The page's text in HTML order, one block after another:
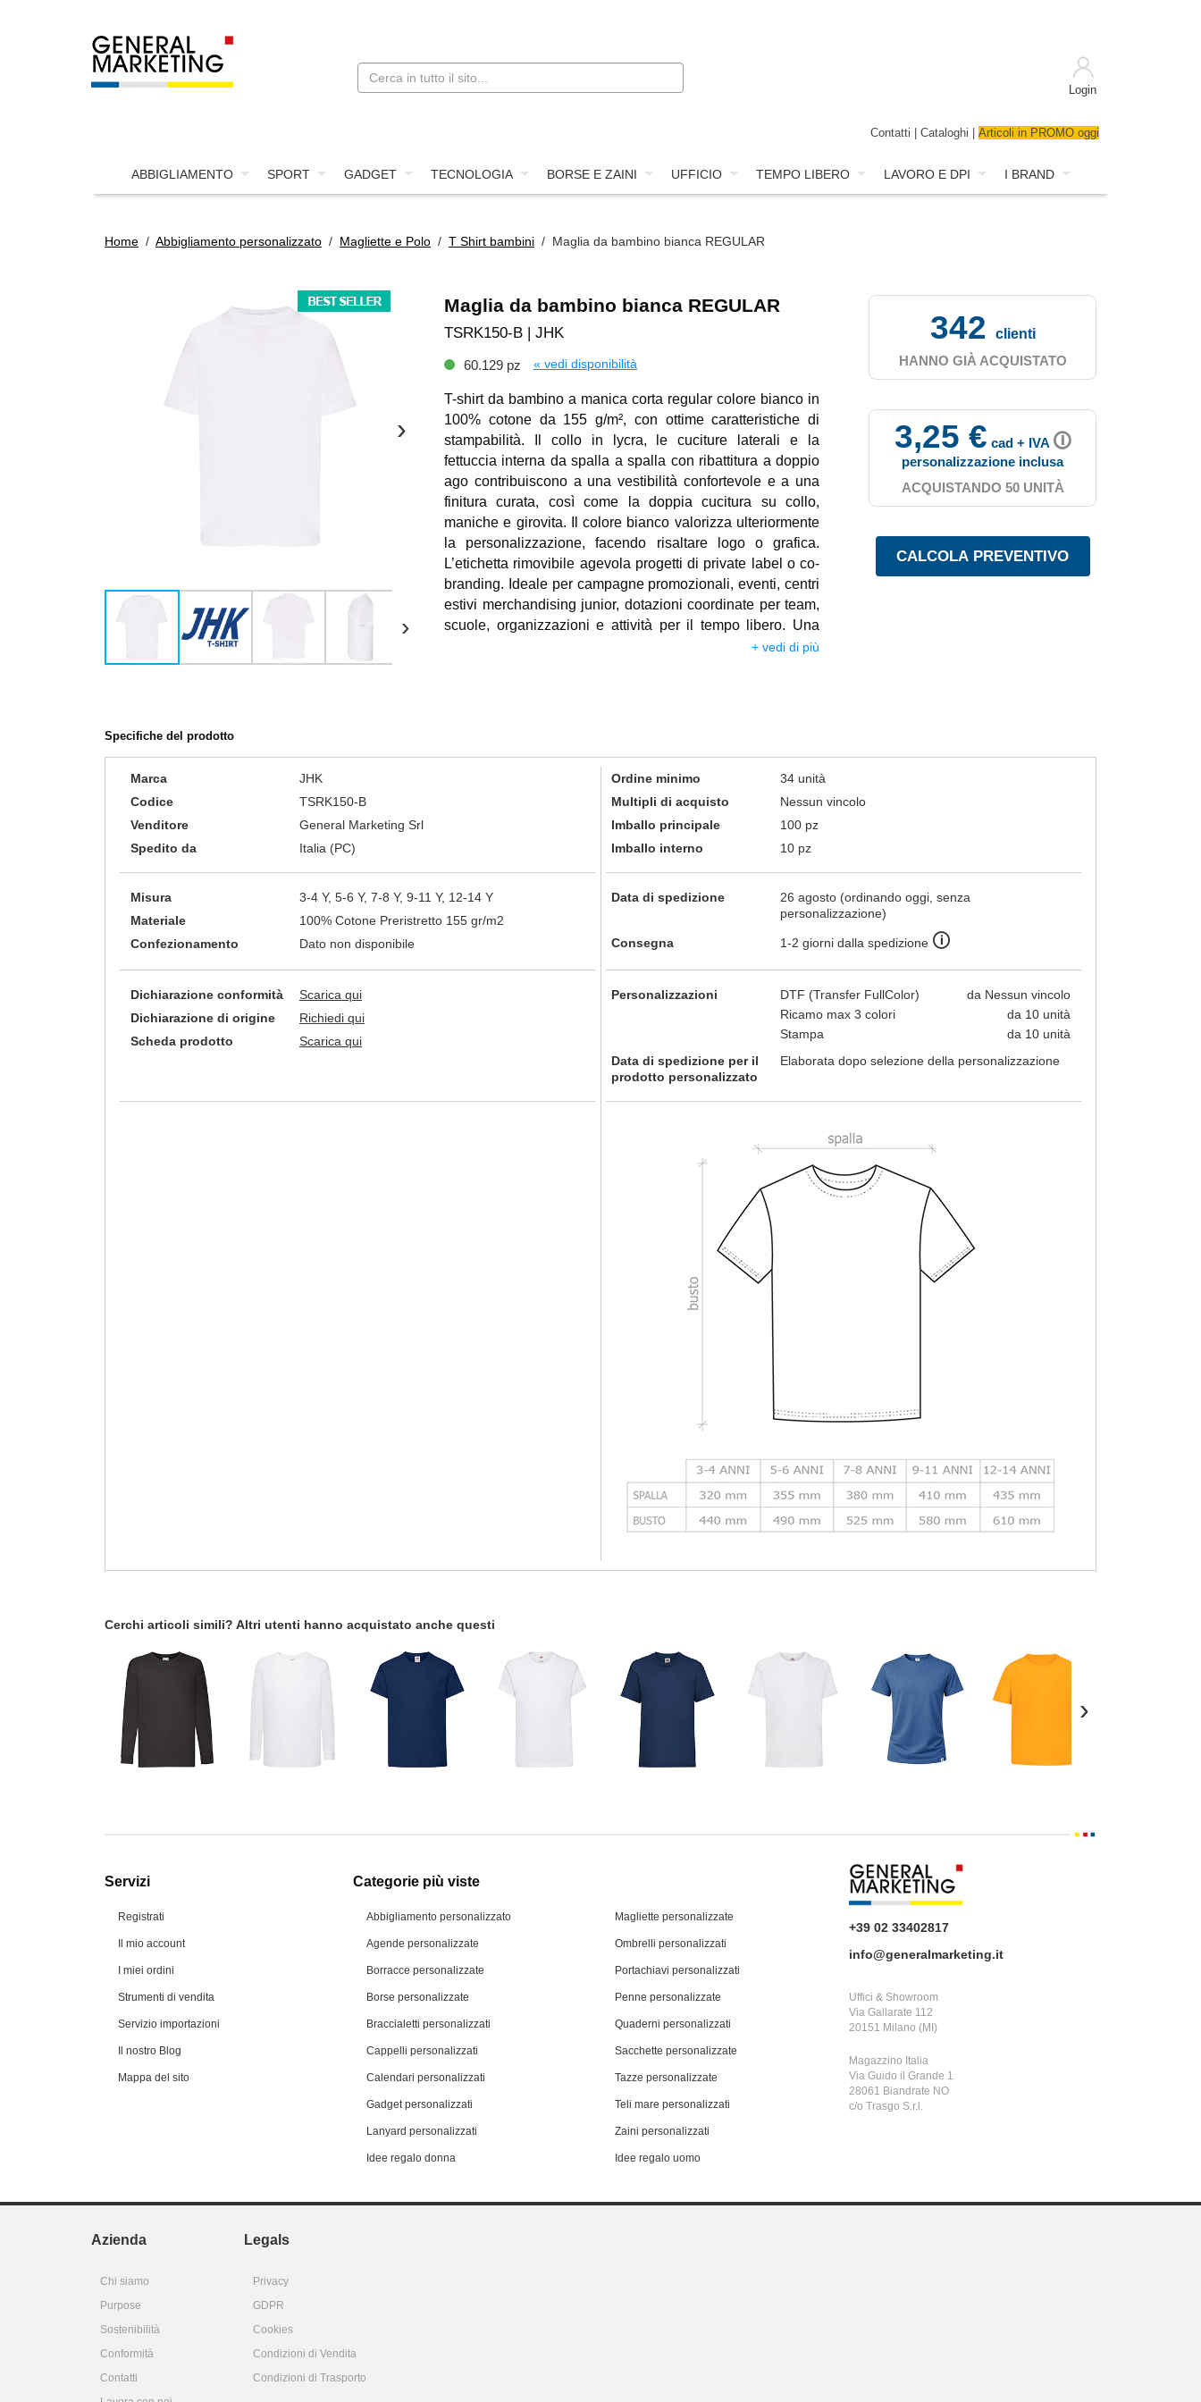
Login
Contatti Cataloghi Articoli in PROMO oggi
ABBIGLIAMENTO SPORT GADGET TECNOLOGIA BORSE E ZAINI UFFICIO TEMPO LIBERO LAVORO E DPI I BRAND
Home / Abbigliamento personalizzato / Magliette e Polo / T Shirt bambini / Maglia da bambino bianca REGULAR
›
›
Maglia da bambino bianca REGULAR
TSRK150-B | JHK
60.129 pz « vedi disponibilità
T-shirt da bambino a manica corta regular colore bianco in
100% cotone da 155 g/m², con ottime caratteristiche di
stampabilità. Il collo in lycra, le cuciture laterali e la
fettuccia interna da spalla a spalla con ribattitura a doppio
ago contribuiscono a una vestibilità confortevole e a una
finitura curata, così come la doppia cucitura su collo,
maniche e girovita. Il colore bianco valorizza ulteriormente
la personalizzazione, facendo risaltare logo o grafica.
L’etichetta rimovibile agevola progetti di private label o co-
branding. Ideale per campagne promozionali, eventi, centri
estivi merchandising junior, dotazioni coordinate per team,
scuole, organizzazioni e attività per il tempo libero. Una
maglietta personalizzabile che unisce comfort, buona
+ vedi di più
342
clienti
HANNO GIÀ ACQUISTATO
3,25 € cad + IVA 🛈
personalizzazione inclusa
ACQUISTANDO 50 UNITÀ
Specifiche del prodotto
Marca
JHK
Codice
TSRK150-B
Venditore
General Marketing Srl
Spedito da
Italia (PC)
Ordine minimo
34 unità
Multipli di acquisto
Nessun vincolo
Imballo principale
100 pz
Imballo interno
10 pz
Misura
3-4 Y, 5-6 Y, 7-8 Y, 9-11 Y, 12-14 Y
Materiale
100% Cotone Preristretto 155 gr/m2
Confezionamento
Dato non disponibile
Data di spedizione
26 agosto (ordinando oggi, senza
personalizzazione)
Consegna 1-2 giorni dalla spedizione 🛈
Dichiarazione conformità
Scarica qui
Dichiarazione di origine
Richiedi qui
Scheda prodotto
Scarica qui
Personalizzazioni DTF (Transfer FullColor)
da Nessun vincolo
Ricamo max 3 colori
da 10 unità
Stampa
da 10 unità
Data di spedizione per il
prodotto personalizzato
Elaborata dopo selezione della personalizzazione
Cerchi articoli simili? Altri utenti hanno acquistato anche questi
›
Servizi
Registrati
Il mio account
I miei ordini
Strumenti di vendita
Servizio importazioni
Il nostro Blog
Mappa del sito
Categorie più viste
Abbigliamento personalizzato
Agende personalizzate
Borracce personalizzate
Borse personalizzate
Braccialetti personalizzati
Cappelli personalizzati
Calendari personalizzati
Gadget personalizzati
Lanyard personalizzati
Idee regalo donna
Magliette personalizzate
Ombrelli personalizzati
Portachiavi personalizzati
Penne personalizzate
Quaderni personalizzati
Sacchette personalizzate
Tazze personalizzate
Teli mare personalizzati
Zaini personalizzati
Idee regalo uomo
+39 02 33402817
info@generalmarketing.it
Uffici & Showroom
Via Gallarate 112
20151 Milano (MI)
Magazzino Italia
Via Guido il Grande 1
28061 Biandrate NO
c/o Trasgo S.r.l.
Azienda Legals
Chi siamo
Privacy
Purpose
GDPR
Sostenibilità
Cookies
Conformità
Condizioni di Vendita
Contatti
Condizioni di Trasporto